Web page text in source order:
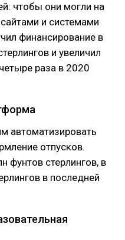
чтобы они могли на
и системами
финансирование в
и увеличил
раза в 2020
автоматизировать
отпусков.
фунтов стерлингов, в
в последней